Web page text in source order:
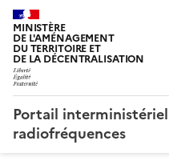
MINISTÈRE
DE L'AMÉNAGEMENT
DU TERRITOIRE ET
DE LA DÉCENTRALISATION
Portail
radiofréquences